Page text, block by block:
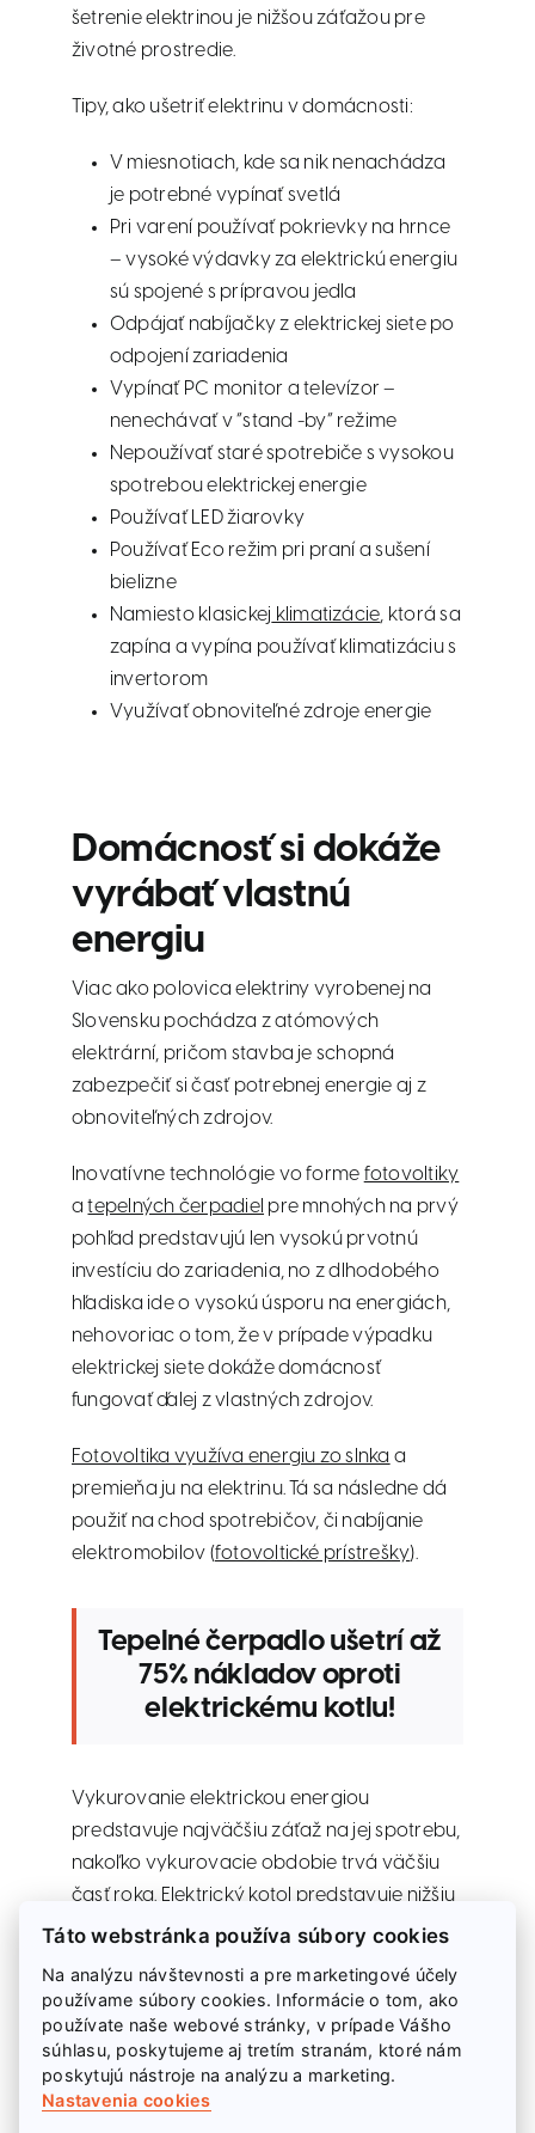
šetrenie elektrinou je nižšou záťažou pre
životné prostredie.
Tipy, ako ušetriť elektrinu v domácnosti:
V miesnotiach, kde sa nik nenachádza
je potrebné vypínať svetlá
Pri varení používať pokrievky na hrnce
– vysoké výdavky za elektrickú energiu
sú spojené s prípravou jedla
Odpájať nabíjačky z elektrickej siete po
odpojení zariadenia
Vypínať PC monitor a televízor –
nenechávať v “stand -by” režime
Nepoužívať staré spotrebiče s vysokou
spotrebou elektrickej energie
Používať LED žiarovky
Používať Eco režim pri praní a sušení
bielizne
Namiesto klasickej klimatizácie, ktorá sa
zapína a vypína používať klimatizáciu s
invertorom
Využívať obnoviteľné zdroje energie
Domácnosť si dokáže
vyrábať vlastnú
energiu
Viac ako polovica elektriny vyrobenej na
Slovensku pochádza z atómových
elektrární, pričom stavba je schopná
zabezpečiť si časť potrebnej energie aj z
obnoviteľných zdrojov.
Inovatívne technológie vo forme fotovoltiky
atepelných čerpadiel pre mnohých na prvý
pohľad predstavujú len vysokú prvotnú
investíciu do zariadenia, no z dlhodobého
hľadiska ide o vysokú úsporu na energiách,
nehovoriac o tom, že v prípade výpadku
elektrickej siete dokáže domácnosť
fungovať ďalej z vlastných zdrojov.
Fotovoltika využíva energiu zo slnka a
premieňa ju na elektrinu. Tá sa následne dá
použiť na chod spotrebičov, či nabíjanie
elektromobilov (fotovoltické prístrešky).
Tepelné čerpadlo ušetrí až
75% nákladov oproti
elektrickému kotlu!
Vykurovanie elektrickou energiou
predstavuje najväčšiu záťaž na jej spotrebu,
nakoľko vykurovacie obdobie trvá väčšiu
časť roka. Elektrický kotol predstavuje nižšiu
investíciu pri jeho zakúpení, no účty za
v prípade ak je inštalovaný do stavby, ktorá
nie je nízkoenergetická alebo pasívna.
Vynikajúcim riešením je zakúpenie
tepelného čerpadla , ktoré potrebuje
Táto webstránka používa súbory cookies
Na analýzu návštevnosti a pre marketingové účely
používame súbory cookies. Informácie o tom, ako
používate naše webové stránky, v prípade Vášho
súhlasu, poskytujeme aj tretím stranám, ktoré nám
poskytujú nástroje na analýzu a marketing.
Nastavenia cookies